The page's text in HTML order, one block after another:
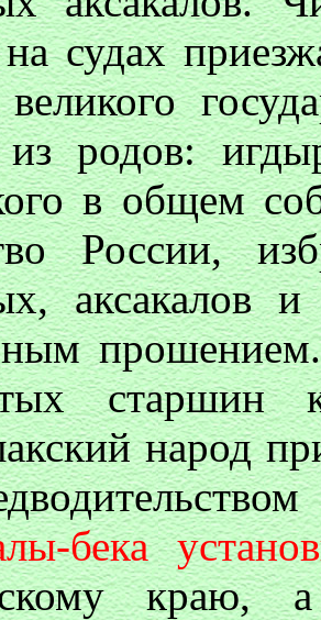
судах
великого
родов:
в общем
России,
аксакалов
старшин
народ
бека
краю,